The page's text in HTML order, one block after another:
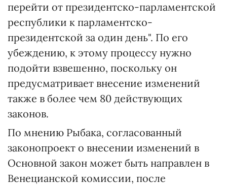
перейти от президентско-парламентской
республики к парламентско-
президентской за один день". По его
убеждению, к этому процессу нужно
подойти взвешенно, поскольку он
предусматривает внесение изменений
также в более чем 80 действующих
законов.
По мнению Рыбака, согласованный
законопроект о внесении изменений в
Основной закон может быть направлен в
Венецианской комиссии, после